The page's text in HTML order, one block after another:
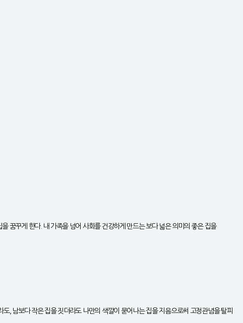
꿈꾸게 한다. 내 가족을 넘어 사회를 건강하게 만드는 보다 넓은 의미의 좋은 집을
, 남보다 작은 집을 짓더라도 나만의 색깔이 묻어나는 집을 지음으로써 고정관념을 탈피